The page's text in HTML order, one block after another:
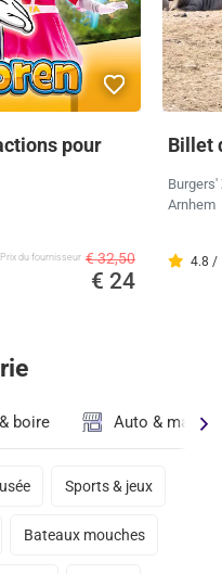
pour
Prix ​​du fournisseur € 32,50
€ 24
Billet
Burgers'
Arnhem
4.8 /
boire Auto &
Sports & jeux
Bateaux mouches